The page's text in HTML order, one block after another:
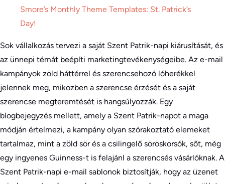
Smore’s Monthly Theme Templates: St. Patrick’s
Day!
Sok vállalkozás tervezi a saját Szent Patrik-napi kiárusítását, és
az ünnepi témát beépíti marketingtevékenységeibe. Az e-mail
kampányok zöld háttérrel és szerencsehozó lóherékkel
jelennek meg, miközben a szerencse érzését és a saját
szerencse megteremtését is hangsúlyozzák. Egy
blogbejegyzés mellett, amely a Szent Patrik-napot a maga
módján értelmezi, a kampány olyan szórakoztató elemeket
tartalmaz, mint a zöld sör és a csilingelő söröskorsók, sőt, még
egy ingyenes Guinness-t is felajánl a szerencsés vásárlóknak. A
Szent Patrik-napi e-mail sablonok biztosítják, hogy az üzenet